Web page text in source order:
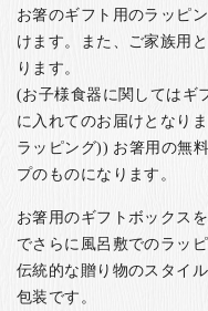
お箸のギフト用のラッピ
けます。また、ご家族用
ります。
(お子様食器に関してはギ
に入れてのお届けとなり
ラッピング)) お箸用の無
プのものになります。
お箸用のギフトボックス
でさらに風呂敷でのラッ
伝統的な贈り物のスタイ
包装です。